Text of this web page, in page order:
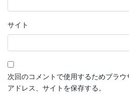
サイト
次回のコメントで使用するためブラ
アドレス、サイトを保存する。